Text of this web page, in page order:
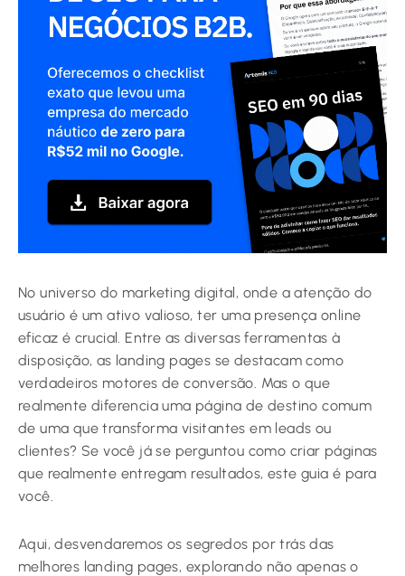
No universo do marketing digital, onde a atenção do
usuário é um ativo valioso, ter uma presença online
eficaz é crucial. Entre as diversas ferramentas à
disposição, as landing pages se destacam como
verdadeiros motores de conversão. Mas o que
realmente diferencia uma página de destino comum
de uma que transforma visitantes em leads ou
clientes? Se você já se perguntou como criar páginas
que realmente entregam resultados, este guia é para
você.
Aqui, desvendaremos os segredos por trás das
melhores landing pages, explorando não apenas o